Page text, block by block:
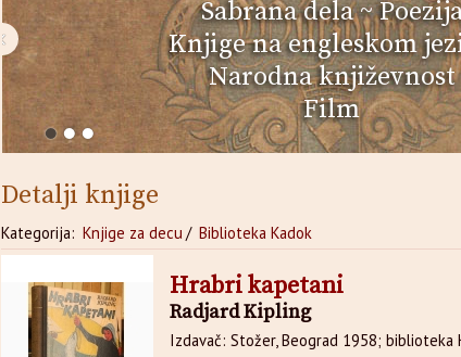
Sabrana dela~
Knjige na engleskom
Narodna književnost
Film
‹
Detalji knjige
Kategorija: Knjige za decu / Biblioteka Kadok
Hrabri kapetani
Radjard Kipling
Izdavač: Stožer, Beograd 1958;